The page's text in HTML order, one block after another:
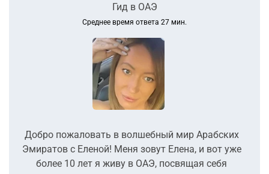
Гид в ОАЭ
Среднее время ответа 27 мин.
Добро пожаловать в волшебный мир Арабских
Эмиратов с Еленой! Меня зовут Елена, и вот уже
более 10 лет я живу в ОАЭ, посвящая себя